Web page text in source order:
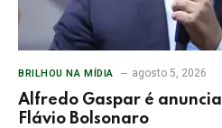
BRILHOU NA MÍDIA agosto 5, 2026
Alfredo Gaspar é
Flávio Bolsonaro